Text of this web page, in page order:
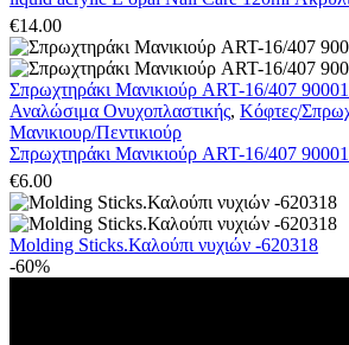
€14.00
Σπρωχτηράκι Μανικιούρ ART-16/407
Αναλώσιμα Ονυχοπλαστικής, Κόφτες/
Μανικιουρ/Πεντικιούρ
Σπρωχτηράκι Μανικιούρ ART-16/407
€6.00
Molding Sticks.Καλούπι νυχιών -620318
-60%